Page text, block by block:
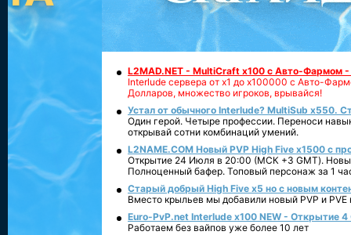
L2MAD.NET - MultiCraft x100 с Авто-Фармом
Interlude сервера от х1 до х100000 с Авто-
Долларов, множество игроков, врывайся!
Устал от обычного Interlude? MultiSub x550.
Один герой. Четыре профессии. Переноси
открывай сотни комбинаций умений.
L2NAME.COM Новый PVP High Five x1500 с
Открытие 24 Июля в 20:00 (МСК +3 GMT).
Полноценный бафер. Топовый персонаж за 1
Старый добрый High Five x5 но с новым
Вместо крыльев мы добавили новый PVP и PVE
Euro-PvP.net Interlude х100 NEW - Открытие 4
Работаем без вайпов уже более 10 лет